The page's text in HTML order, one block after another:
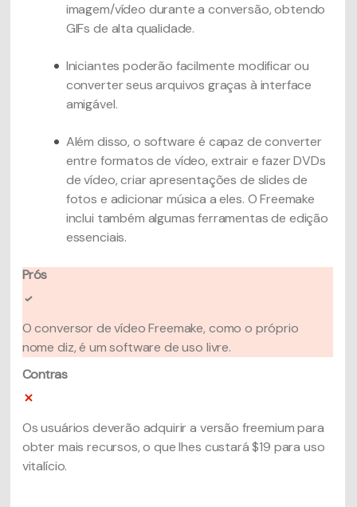
imagem/vídeo durante a conversão, obtendo
GIFs de alta qualidade.
Iniciantes poderão facilmente modificar ou
converter seus arquivos graças à interface
amigável.
Além disso, o software é capaz de converter
entre formatos de vídeo, extrair e fazer DVDs
de vídeo, criar apresentações de slides de
fotos e adicionar música a eles. O Freemake
inclui também algumas ferramentas de edição
essenciais.
Prós
O conversor de vídeo Freemake, como o próprio
nome diz, é um software de uso livre.
Contras
Os usuários deverão adquirir a versão freemium para
obter mais recursos, o que lhes custará $19 para uso
vitalício.